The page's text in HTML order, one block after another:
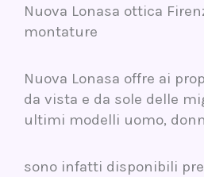
Nuova Lonasa ottica
montature
Nuova Lonasa offre ai
da vista e da sole delle
ultimi modelli uomo,
sono infatti disponibili